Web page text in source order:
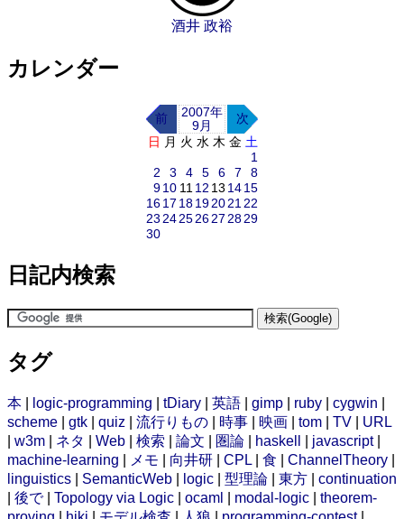
酒井 政裕
カレンダー
前
2007年
9月
次
日 月 火 水 木 金 土
1
2
3 4 5 6 7
8
910 11 12 13 1415
1617 18192021 22
23 24252627 2829
30
日記内検索
タグ
本 logic-programming tDiary 英語 gimp ruby cygwin
scheme
gtk quiz 流行りもの 時事 映画 tom TV
URL
w3m ネタ Web 検索 論文 圏論 haskell javascript|
machine-learning
メモ 向井研 CPL 食 ChannelTheory
linguistics
SemanticWeb logic 型理論 東方
continuation
後で| Topology via Logic ocaml modal-logic
theorem-